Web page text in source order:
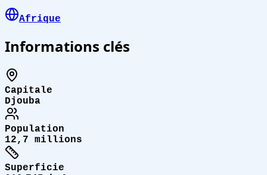
Afrique
Informations clés
Capitale
Djouba
Population
12,7 millions
Superficie